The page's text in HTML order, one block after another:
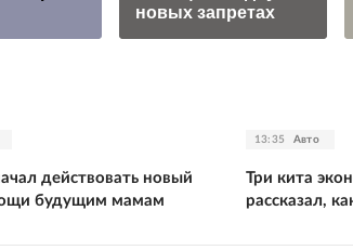
новых запретах
действовать новый
будущим мамам
13:35 Авто
Три кита
рассказал,